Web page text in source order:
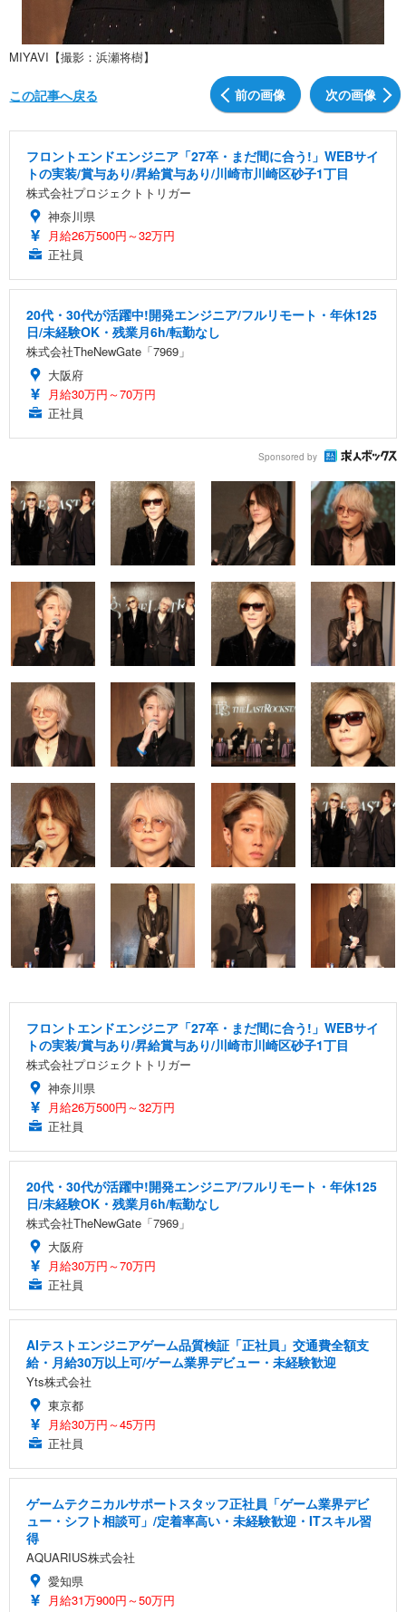
MIYAVI【撮影：浜瀬将樹】
前の画像 次の画像
この記事へ戻る
フロントエンドエンジニア「27卒・まだ間に合う!」WEBサイ
トの実装/賞与あり/昇給賞与あり/川崎市川崎区砂子1丁目
株式会社プロジェクトトリガー
神奈川県
月給26万500円～32万円
正社員
20代・30代が活躍中!開発エンジニア/フルリモート・年休125
日/未経験OK・残業月6h/転勤なし
株式会社TheNewGate「7969」
大阪府
月給30万円～70万円
正社員
Sponsored by
フロントエンドエンジニア「27卒・まだ間に合う!」WEBサイ
トの実装/賞与あり/昇給賞与あり/川崎市川崎区砂子1丁目
株式会社プロジェクトトリガー
神奈川県
月給26万500円～32万円
正社員
20代・30代が活躍中!開発エンジニア/フルリモート・年休125
日/未経験OK・残業月6h/転勤なし
株式会社TheNewGate「7969」
大阪府
月給30万円～70万円
正社員
AIテストエンジニアゲーム品質検証「正社員」交通費全額支
給・月給30万以上可/ゲーム業界デビュー・未経験歓迎
Yts株式会社
東京都
月給30万円～45万円
正社員
ゲームテクニカルサポートスタッフ正社員「ゲーム業界デビ
ュー・シフト相談可」/定着率高い・未経験歓迎・ITスキル習
得
AQUARIUS株式会社
愛知県
月給31万900円～50万円